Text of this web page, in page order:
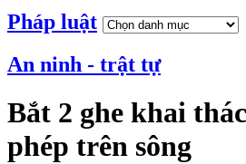
Pháp luật
An ninh - trật tự
Bắt 2 ghe khai
phép trên sông